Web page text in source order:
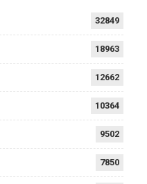
32849
18963
12662
10364
9502
7850